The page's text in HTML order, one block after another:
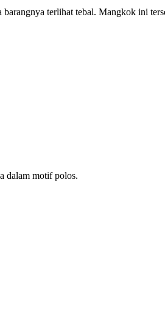
terlihat tebal. Mangkok ini
dalam motif polos.